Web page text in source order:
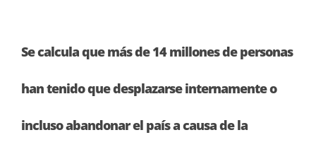
Se calcula que más de 14 millones de personas
han tenido que desplazarse internamente o
incluso abandonar el país a causa de la